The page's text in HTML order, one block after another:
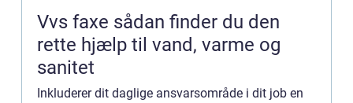
Vvs faxe sådan finder du den
rette hjælp til vand, varme og
sanitet
Inkluderer dit daglige ansvarsområde i dit job en